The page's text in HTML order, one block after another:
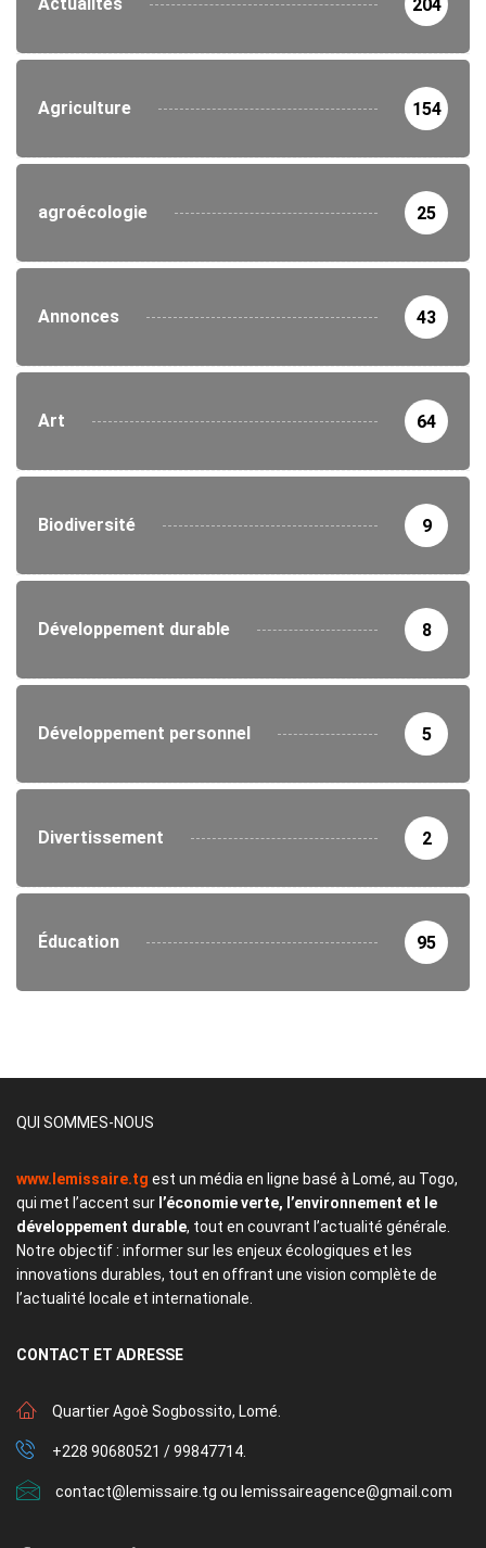
204
Agriculture 154
agroécologie 25
Annonces 43
Art 64
Biodiversité 9
Développement durable 8
Développement personnel 5
Divertissement 2
Éducation 95
QUI SOMMES-NOUS
www.lemissaire.tg est un média en ligne basé à Lomé, au Togo,
qui met l’accent sur l’économie verte, l’environnement et le
développement durable, tout en couvrant l’actualité générale.
Notre objectif : informer sur les enjeux écologiques et les
innovations durables, tout en offrant une vision complète de
l’actualité locale et internationale.
CONTACT ET ADRESSE
Quartier Agoè Sogbossito, Lomé.
+228 90680521 / 99847714.
contact@lemissaire.tg ou lemissaireagence@gmail.com